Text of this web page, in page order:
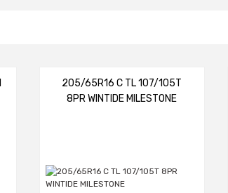
205/65R16 C TL 107/105T
8PR WINTIDE MILESTONE